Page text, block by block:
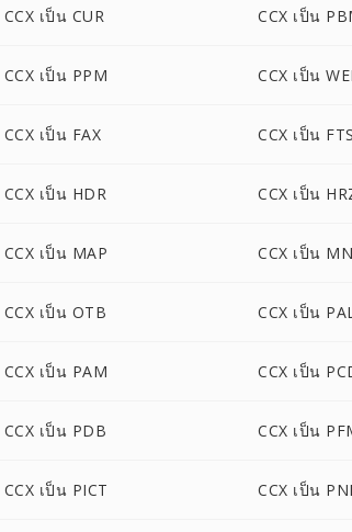
CCX เป็น CUR CCX เป็น
CCX เป็น PPM CCX เป็น
CCX เป็น FAX CCX เป็น
CCX เป็น HDR CCX เป็น
CCX เป็น MAP CCX เป็น
CCX เป็น OTB CCX เป็น
CCX เป็น PAM CCX เป็น
CCX เป็น PDB CCX เป็น
CCX เป็น PICT CCX เป็น